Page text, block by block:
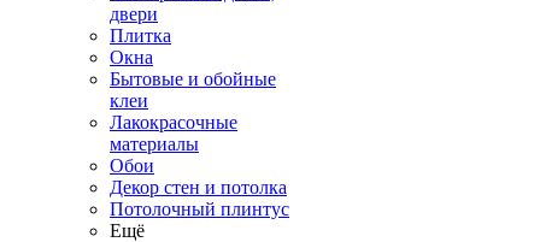
двери
Плитка
Окна
Бытовые и обойные
клеи
Лакокрасочные
материалы
Обои
Декор стен и потолка
Потолочный плинтус
Ещё